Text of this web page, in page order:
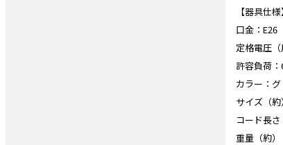
【器具仕様
口金：E26
定格電圧
許容負荷：
カラー：グ
サイズ（
コード長
重量（約